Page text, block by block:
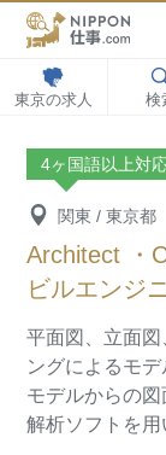
東京の求人 検
4ヶ国語以上対
関東 / 東京都
Architect ・
ビルエンジ
平面図、立面
ングによるモ
モデルからの
解析ソフトを